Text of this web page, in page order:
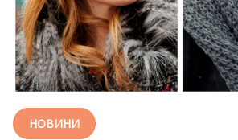
НОВИНИ